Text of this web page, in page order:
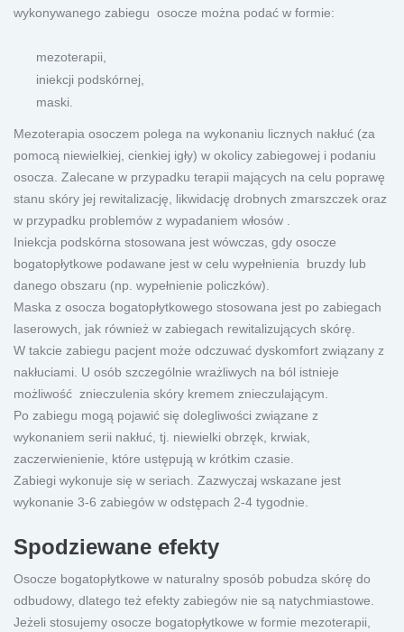
wykonywanego zabiegu osocze można podać w formie:
mezoterapii,
iniekcji podskórnej,
maski.
Mezoterapia osoczem polega na wykonaniu licznych nakłuć (za
pomocą niewielkiej, cienkiej igły) w okolicy zabiegowej i podaniu
osocza. Zalecane w przypadku terapii mających na celu poprawę
stanu skóry jej rewitalizację, likwidację drobnych zmarszczek oraz
w przypadku problemów z wypadaniem włosów .
Iniekcja podskórna stosowana jest wówczas, gdy osocze
bogatopłytkowe podawane jest w celu wypełnienia bruzdy lub
danego obszaru (np. wypełnienie policzków).
Maska z osocza bogatopłytkowego stosowana jest po zabiegach
laserowych, jak również w zabiegach rewitalizujących skórę.
W takcie zabiegu pacjent może odczuwać dyskomfort związany z
nakłuciami. U osób szczególnie wrażliwych na ból istnieje
możliwość znieczulenia skóry kremem znieczulającym.
Po zabiegu mogą pojawić się dolegliwości związane z
wykonaniem serii nakłuć, tj. niewielki obrzęk, krwiak,
zaczerwienienie, które ustępują w krótkim czasie.
Zabiegi wykonuje się w seriach. Zazwyczaj wskazane jest
wykonanie 3-6 zabiegów w odstępach 2-4 tygodnie.
Spodziewane efekty
Osocze bogatopłytkowe w naturalny sposób pobudza skórę do
odbudowy, dlatego też efekty zabiegów nie są natychmiastowe.
Jeżeli stosujemy osocze bogatopłytkowe w formie mezoterapii,